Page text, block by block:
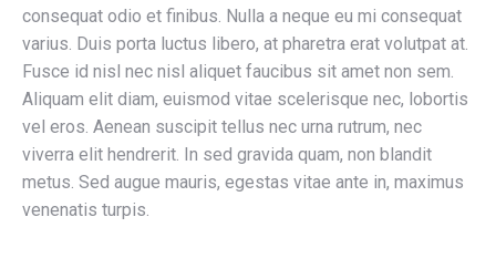
consequat odio et finibus. Nulla a neque eu mi consequat
varius. Duis porta luctus libero, at pharetra erat volutpat at.
Fusce id nisl nec nisl aliquet faucibus sit amet non sem.
Aliquam elit diam, euismod vitae scelerisque nec, lobortis
vel eros. Aenean suscipit tellus nec urna rutrum, nec
viverra elit hendrerit. In sed gravida quam, non blandit
metus. Sed augue mauris, egestas vitae ante in, maximus
venenatis turpis.